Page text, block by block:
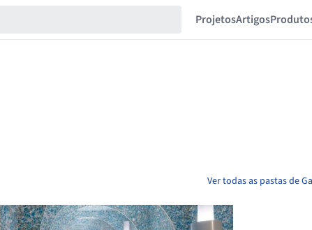
ProjetosArtigos
Ver todas as pastas de